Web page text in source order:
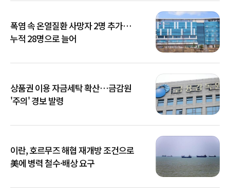
폭염 속 온열질환 사망자 2명 추가…
누적 28명으로 늘어
상품권 이용 자금세탁 확산…금감원
'주의' 경보 발령
이란, 호르무즈 해협 재개방 조건으로
美에 병력 철수·배상 요구